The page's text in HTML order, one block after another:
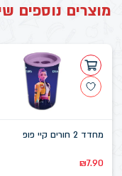
מוצרים נוספים
מחדד 2 חורים קיי פופ
₪7.90